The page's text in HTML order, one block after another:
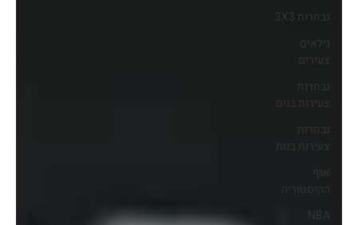
נבחרות 3X3
גילאים
צעירים
נבחרות
צעירות בנים
נבחרות
צעירות בנות
אגף
ההיסטוריה
NBA